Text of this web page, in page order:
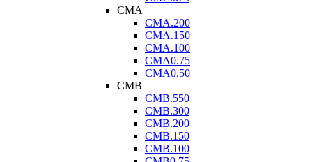
CMA
CMA.200
CMA.150
CMA.100
CMA0.75
CMA0.50
CMB
CMB.550
CMB.300
CMB.200
CMB.150
CMB.100